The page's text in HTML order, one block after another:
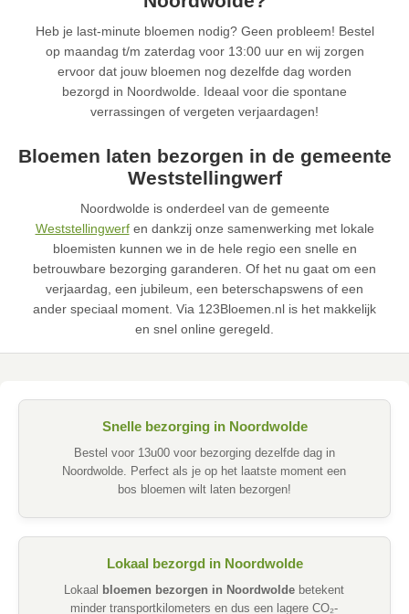
Heb je last-minute bloemen nodig? Geen probleem! Bestel
op maandag t/m zaterdag voor 13:00 uur en wij zorgen
ervoor dat jouw bloemen nog dezelfde dag worden
bezorgd in Noordwolde. Ideaal voor die spontane
verrassingen of vergeten verjaardagen!
Bloemen laten bezorgen in de gemeente
Weststellingwerf
Noordwolde is onderdeel van de gemeente
Weststellingwerfen dankzij onze samenwerking met lokale
bloemisten kunnen we in de hele regio een snelle en
betrouwbare bezorging garanderen. Of het nu gaat om een
verjaardag, een jubileum, een beterschapswens of een
ander speciaal moment. Via 123Bloemen.nl is het makkelijk
en snel online geregeld.
Snelle bezorging in Noordwolde
Bestel voor 13u00 voor bezorging dezelfde dag in
Noordwolde. Perfect als je op het laatste moment een
bos bloemen wilt laten bezorgen!
Lokaal bezorgd in Noordwolde
Lokaal bloemen bezorgen in Noordwolde betekent
minder transportkilometers en dus een lagere CO₂-